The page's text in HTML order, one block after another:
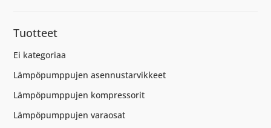
Tuotteet
Ei kategoriaa
Lämpöpumppujen asennustarvikkeet
Lämpöpumppujen kompressorit
Lämpöpumppujen varaosat